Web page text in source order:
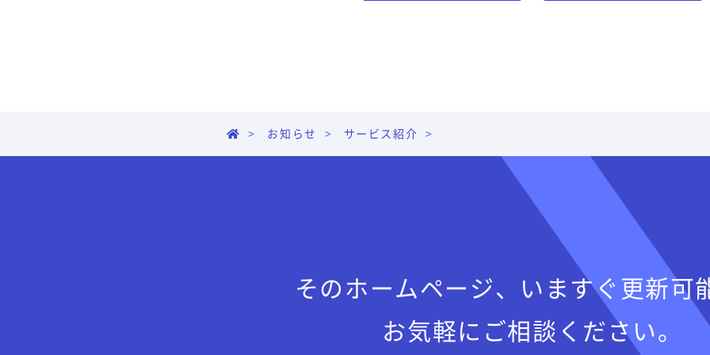
お知らせ サービス紹介
そのホームページ、
いますぐ更新可
お気軽にご相談ください。